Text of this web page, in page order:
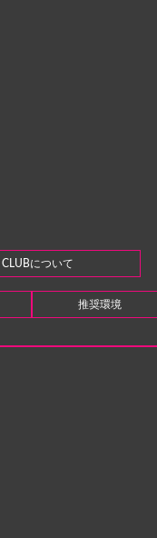
について
推奨環境